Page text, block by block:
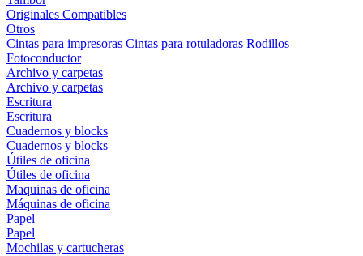
Originales Compatibles
Otros
Cintas para impresoras Cintas para rotuladoras Rodillos
Fotoconductor
Archivo y carpetas
Archivo y carpetas
Escritura
Escritura
Cuadernos y blocks
Cuadernos y blocks
Útiles de oficina
Útiles de oficina
Maquinas de oficina
Máquinas de oficina
Papel
Papel
Mochilas y cartucheras